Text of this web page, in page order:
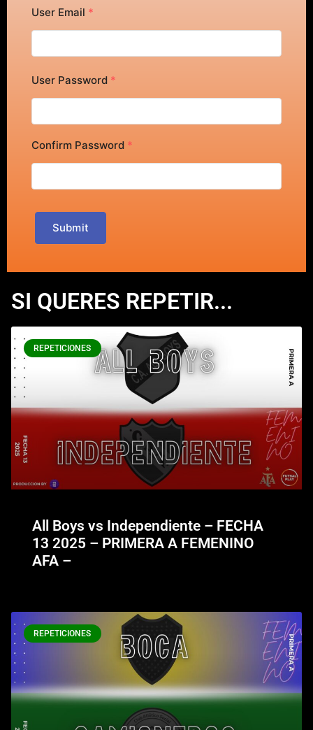
User Email *
User Password *
Confirm Password *
Submit
SI QUERES REPETIR...
REPETICIONES
All Boys vs Independiente – FECHA
13 2025 – PRIMERA A FEMENINO
AFA –
REPETICIONES